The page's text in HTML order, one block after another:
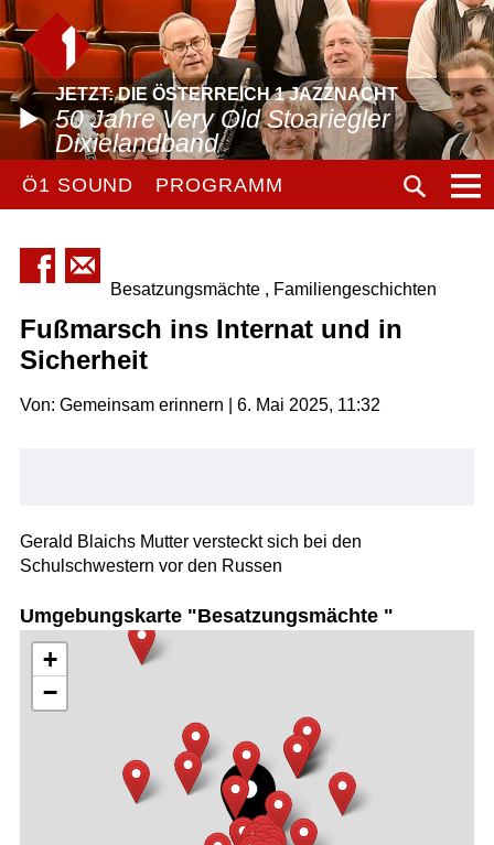
JETZT: DIE ÖSTERREICH 1 JAZZNACHT
50 Jahre Very Old Stoariegler
Dixielandband
Ö1 SOUND PROGRAMM
Besatzungsmächte , Familiengeschichten
Fußmarsch ins Internat und in
Sicherheit
Von: Gemeinsam erinnern | 6. Mai 2025, 11:32
Gerald Blaichs Mutter versteckt sich bei den
Schulschwestern vor den Russen
Umgebungskarte "Besatzungsmächte "
+
−